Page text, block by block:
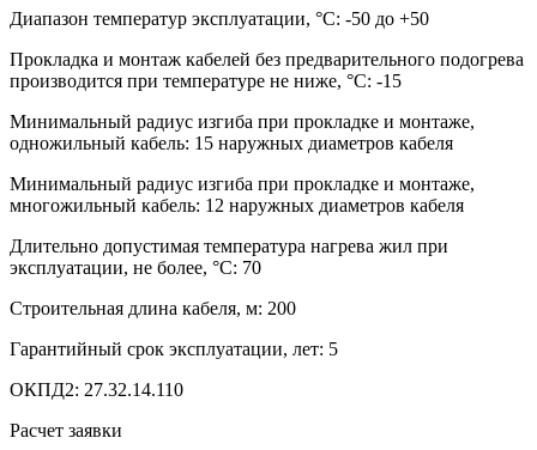
Диапазон температур эксплуатации, °С: -50 до +50
Прокладка и монтаж кабелей без предварительного подогрева
производится при температуре не ниже, °С: -15
Минимальный радиус изгиба при прокладке и монтаже,
одножильный кабель: 15 наружных диаметров кабеля
Минимальный радиус изгиба при прокладке и монтаже,
многожильный кабель: 12 наружных диаметров кабеля
Длительно допустимая температура нагрева жил при
эксплуатации, не более, °С: 70
Строительная длина кабеля, м: 200
Гарантийный срок эксплуатации, лет: 5
ОКПД2: 27.32.14.110
Расчет заявки